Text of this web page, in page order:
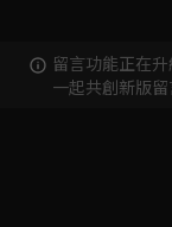
留言功能正在
一起共創新版留